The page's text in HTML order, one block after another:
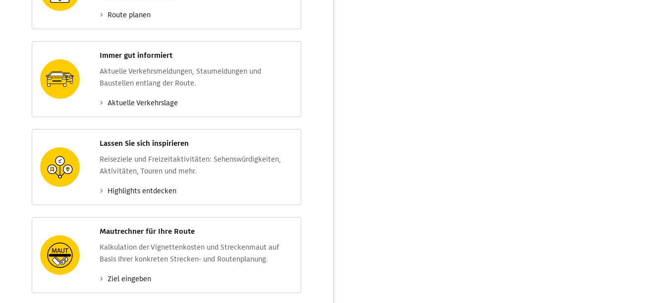
Route planen
Immer gut informiert
Aktuelle Verkehrs­meldungen, Stau­meldungen und
Baustellen entlang der Route.
Aktuelle Verkehrs­lage
Lassen Sie sich inspirieren
Reise­ziele und Freizeit­aktivitäten: Sehens­würdig­keiten,
Aktivitäten, Touren und mehr.
Highlights entdecken
Mautrechner für Ihre Route
Kalkulation der Vignettenkosten und Streckenmaut auf
Basis Ihrer konkreten Strecken- und Routenplanung.
Ziel eingeben